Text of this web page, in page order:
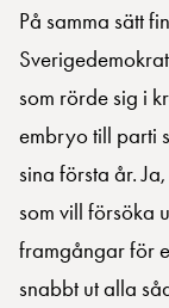
På samma sätt
som rörde sig i
embryo till parti
sina första år.
som vill försöka
framgångar för
snabbt ut alla